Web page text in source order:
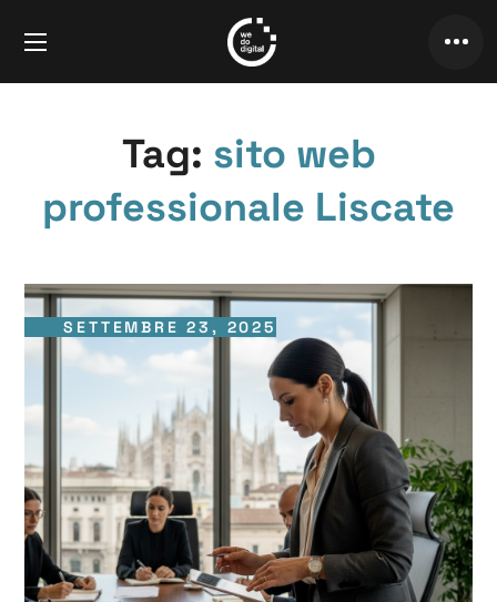
Tag: sito web
professionale Liscate
SETTEMBRE 23, 2025